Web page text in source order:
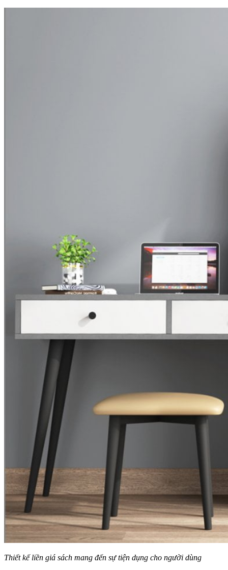
Thiết kế liền giá sách mang đến sự tiện dụng cho người dùng